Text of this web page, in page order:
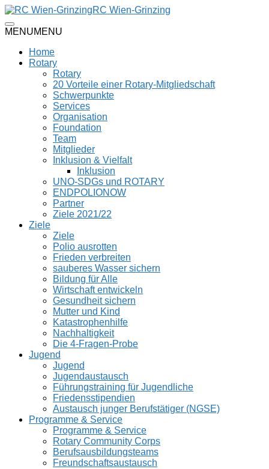
RC Wien-Grinzing
MENUMENU
Home
Rotary
Rotary
20 Vorteile einer Rotary-Mitgliedschaft
Schwerpunkte
Services
Organisation
Foundation
Team
Mitglieder
Inklusion & Vielfalt
Inklusion
UNO-SDGs und ROTARY
ENDPOLIONOW
Partner
Ziele 2021/22
Ziele
Ziele
Polio ausrotten
Frieden verbreiten
sauberes Wasser sichern
Bildung für Alle
Wirtschaft entwickeln
Gesundheit sichern
Mutter und Kind
Katastrophenhilfe
Nachhaltigkeit
Die 4-Fragen-Probe
Jugend
Jugend
Jugendaustausch
Führungstraining für Jugendliche
Friedensstipendien
Austausch junger Berufstätiger (NGSE)
Programme & Service
Programme & Service
Rotary Community Corps
Berufsausbildungsteams
Freundschaftsaustausch